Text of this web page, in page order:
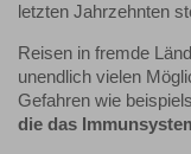
letzten Jahrzehnten
Reisen in fremde
unendlich vielen
Gefahren wie
die das